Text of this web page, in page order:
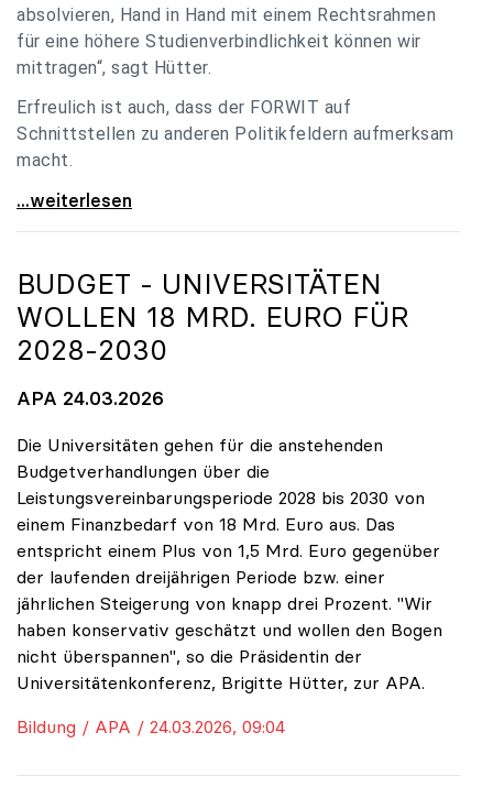
absolvieren, Hand in Hand mit einem Rechtsrahmen
für eine höhere Studienverbindlichkeit können wir
mittragen“, sagt Hütter.
Erfreulich ist auch, dass der FORWIT auf
Schnittstellen zu anderen Politikfeldern aufmerksam
macht.
uniko zu FORWIT-Analyse: Wichtige Themen
...weiterlesen
BUDGET - UNIVERSITÄTEN
WOLLEN 18 MRD. EURO FÜR
2028-2030
APA 24.03.2026
Die Universitäten gehen für die anstehenden
Budgetverhandlungen über die
Leistungsvereinbarungsperiode 2028 bis 2030 von
einem Finanzbedarf von 18 Mrd. Euro aus. Das
entspricht einem Plus von 1,5 Mrd. Euro gegenüber
der laufenden dreijährigen Periode bzw. einer
jährlichen Steigerung von knapp drei Prozent. "Wir
haben konservativ geschätzt und wollen den Bogen
nicht überspannen", so die Präsidentin der
Universitätenkonferenz, Brigitte Hütter, zur APA.
Bildung / APA / 24.03.2026, 09:04